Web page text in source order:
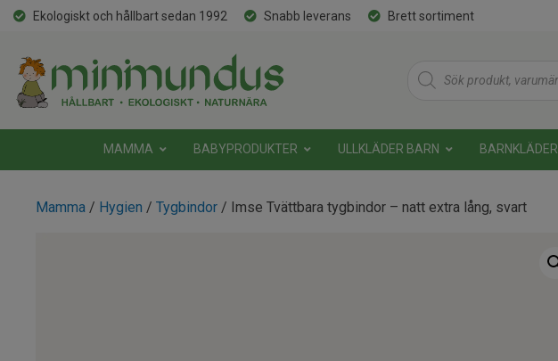
Ekologiskt och hållbart sedan 1992 Snabb leverans Brett sortiment
Products
search
MAMMA BABYPRODUKTER ULLKLÄDER BARN BARNKLÄDER
Mamma / Hygien / Tygbindor / Imse Tvättbara tygbindor – natt extra lång, svart